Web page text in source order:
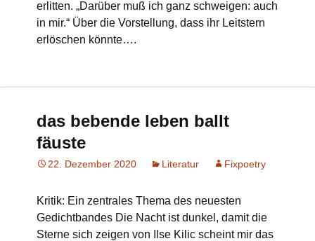
erlitten. „Darüber muß ich ganz schweigen: auch
in mir.“ Über die Vorstellung, dass ihr Leitstern
erlöschen könnte….
das bebende leben ballt
fäuste
22. Dezember 2020 Literatur Fixpoetry
Kritik: Ein zentrales Thema des neuesten
Gedichtbandes Die Nacht ist dunkel, damit die
Sterne sich zeigen von Ilse Kilic scheint mir das